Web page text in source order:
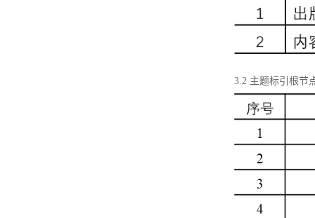
3.2 主题标引根节